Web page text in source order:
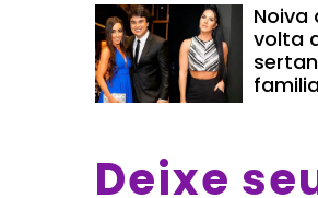
Noiva
volta
Deixe